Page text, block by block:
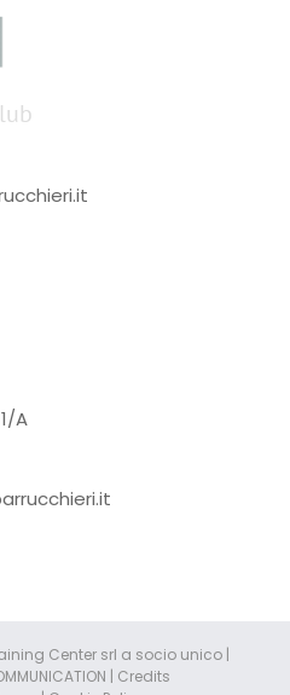
A
Center srl a socio unico |
| Credits